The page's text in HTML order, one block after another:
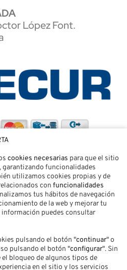
López Font.
legal|Política de Privacidad|
|Contacto|Acceso Clientes
cookies necesarias para que el sitio
funcionalidades
utilizamos cookies propias y de
con funcionalidades
tus hábitos de navegación
de la web y mejorar tu
puedes consultar
pulsando el botón "continuar" o
pulsando el botón "configurar". Sin
bloqueo de algunos tipos de
en el sitio y los servicios